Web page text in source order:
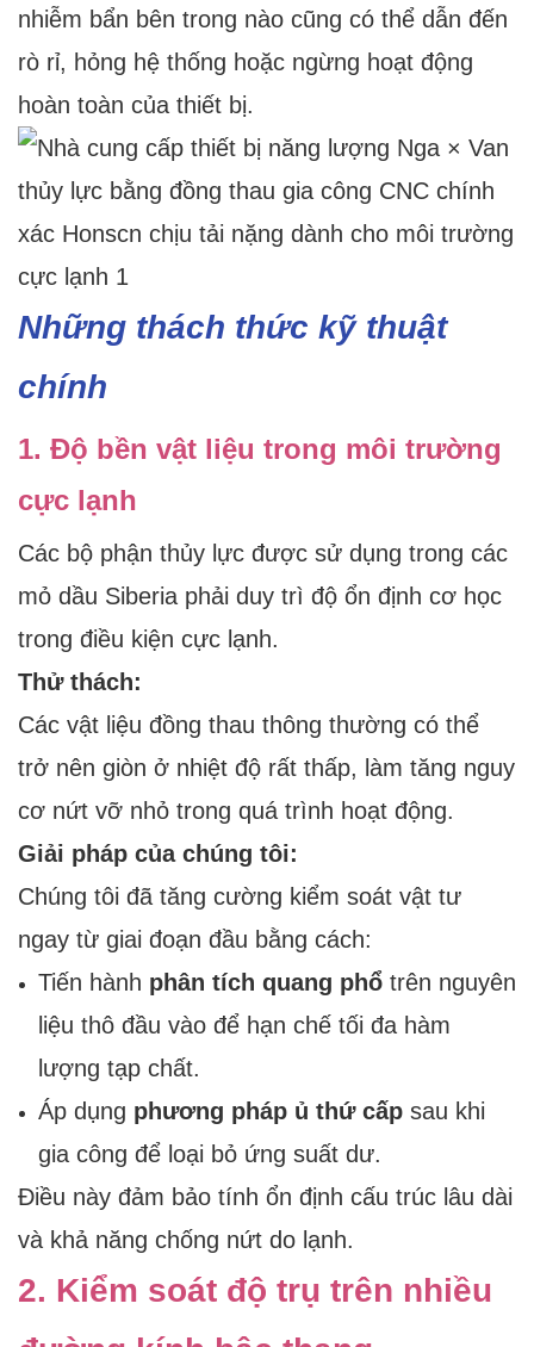
nhiễm bẩn bên trong nào cũng có thể dẫn đến
rò rỉ, hỏng hệ thống hoặc ngừng hoạt động
hoàn toàn của thiết bị.
Những thách thức kỹ thuật
chính
1. Độ bền vật liệu trong môi trường
cực lạnh
Các bộ phận thủy lực được sử dụng trong các
mỏ dầu Siberia phải duy trì độ ổn định cơ học
trong điều kiện cực lạnh.
Thử thách:
Các vật liệu đồng thau thông thường có thể
trở nên giòn ở nhiệt độ rất thấp, làm tăng nguy
cơ nứt vỡ nhỏ trong quá trình hoạt động.
Giải pháp của chúng tôi:
Chúng tôi đã tăng cường kiểm soát vật tư
ngay từ giai đoạn đầu bằng cách:
Tiến hành phân tích quang phổtrên nguyên
liệu thô đầu vào để hạn chế tối đa hàm
lượng tạp chất.
Áp dụng phương pháp ủ thứ cấpsau khi
gia công để loại bỏ ứng suất dư.
Điều này đảm bảo tính ổn định cấu trúc lâu dài
và khả năng chống nứt do lạnh.
2. Kiểm soát độ trụ trên nhiều